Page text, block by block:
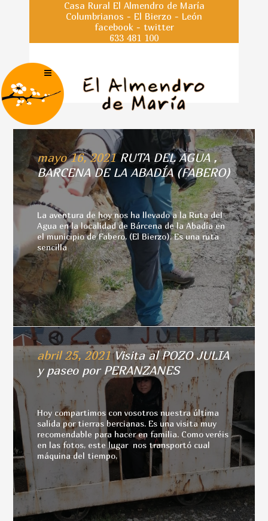
Casa Rural El Almendro de María
Columbrianos - El Bierzo - León
facebook- twitter
633 481 100
mayo 16, 2021 RUTA DEL AGUA ,
BARCENA DE LA ABADÍA (FABERO)
La aventura de hoy nos ha llevado a la Ruta del
Agua en la localidad de Bárcena de la Abadía en
el municipio de Fabero, (El Bierzo). Es una ruta
sencilla
abril 25, 2021 Visita al POZO JULIA
y paseo por PERANZANES
Hoy compartimos con vosotros nuestra última
salida por tierras bercianas. Es una visita muy
recomendable para hacer en familia. Como veréis
en las fotos, este lugar nos transportó cual
máquina del tiempo,